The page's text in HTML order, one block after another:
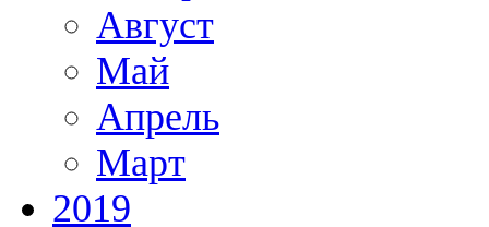
Август
Май
Апрель
Март
2019